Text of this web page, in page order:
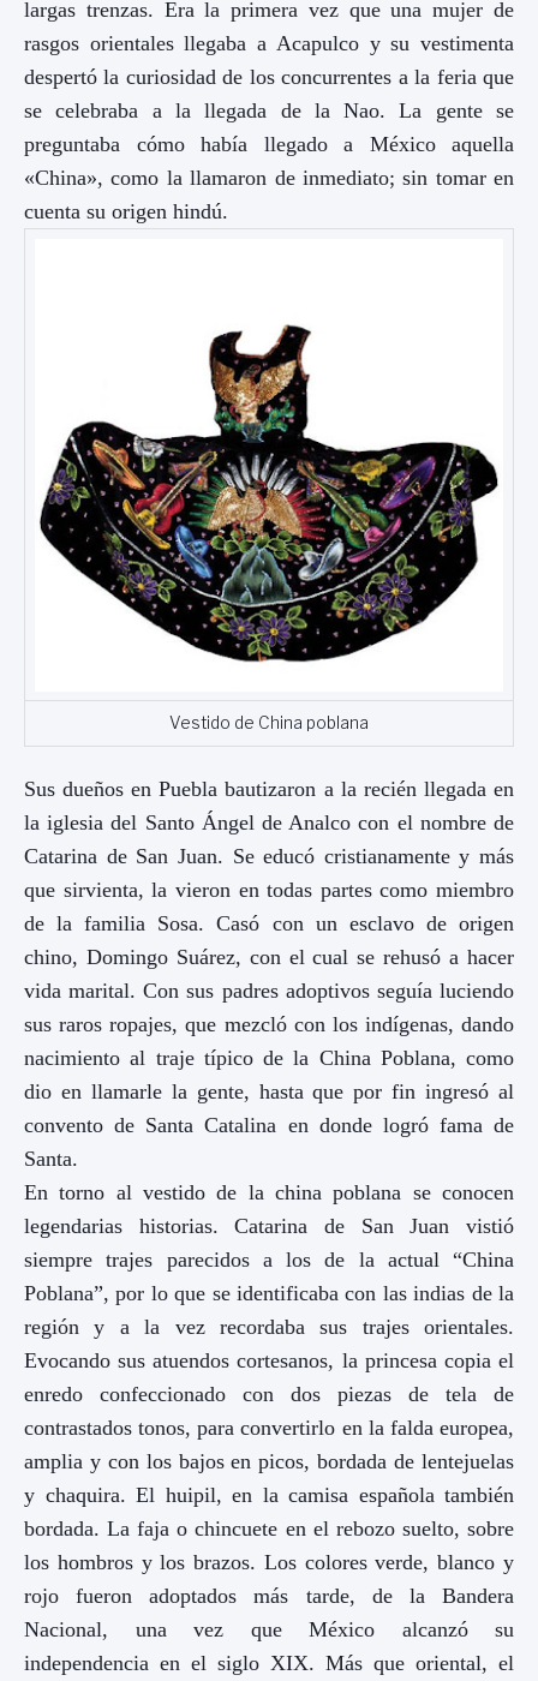
largas trenzas. Era la primera vez que una mujer de
rasgos orientales llegaba a Acapulco y su vestimenta
despertó la curiosidad de los concurrentes a la feria que
se celebraba a la llegada de la Nao. La gente se
preguntaba cómo había llegado a México aquella
«China», como la llamaron de inmediato; sin tomar en
cuenta su origen hindú.
Vestido de China poblana
Sus dueños en Puebla bautizaron a la recién llegada en
la iglesia del Santo Ángel de Analco con el nombre de
Catarina de San Juan. Se educó cristianamente y más
que sirvienta, la vieron en todas partes como miembro
de la familia Sosa. Casó con un esclavo de origen
chino, Domingo Suárez, con el cual se rehusó a hacer
vida marital. Con sus padres adoptivos seguía luciendo
sus raros ropajes, que mezcló con los indígenas, dando
nacimiento al traje típico de la China Poblana, como
dio en llamarle la gente, hasta que por fin ingresó al
convento de Santa Catalina en donde logró fama de
Santa.
En torno al vestido de la china poblana se conocen
legendarias historias. Catarina de San Juan vistió
siempre trajes parecidos a los de la actual “China
Poblana”, por lo que se identificaba con las indias de la
región y a la vez recordaba sus trajes orientales.
Evocando sus atuendos cortesanos, la princesa copia el
enredo confeccionado con dos piezas de tela de
contrastados tonos, para convertirlo en la falda europea,
amplia y con los bajos en picos, bordada de lentejuelas
y chaquira. El huipil, en la camisa española también
bordada. La faja o chincuete en el rebozo suelto, sobre
los hombros y los brazos. Los colores verde, blanco y
rojo fueron adoptados más tarde, de la Bandera
Nacional, una vez que México alcanzó su
independencia en el siglo XIX. Más que oriental, el